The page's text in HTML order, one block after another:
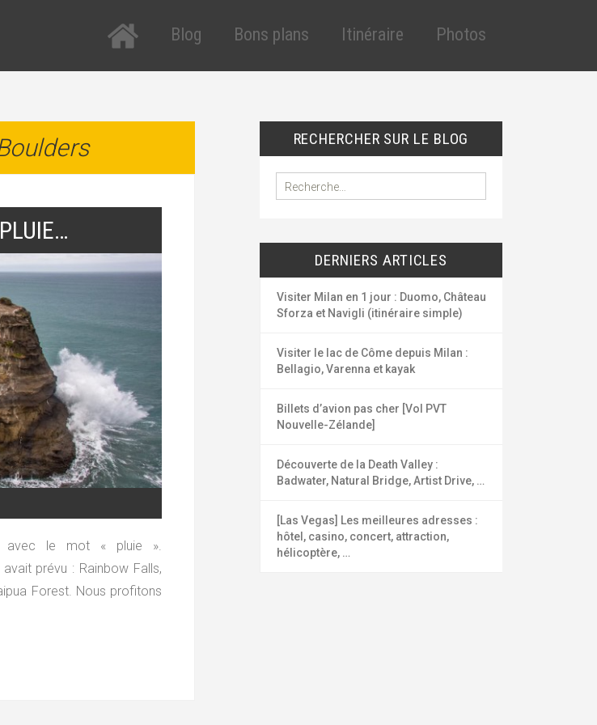
Blog
Etats-Unis
Italie
Bons plans
Réduction assurance
Toutes les réductions
Hygiène et santé
Itinéraire Photos
avec le mot « pluie ».
prévu : Rainbow Falls,
Forest. Nous profitons
RECHERCHER SUR LE BLOG
e
e
c
h
e
:
DERNIERS ARTICLES
Visiter Milan en 1 jour : Duomo, Château
Sforza et Navigli (itinéraire simple)
Visiter le lac de Côme depuis Milan :
Bellagio, Varenna et kayak
Billets d’avion pas cher [Vol PVT
Nouvelle-Zélande]
Découverte de la Death Valley :
Badwater, Natural Bridge, Artist Drive, …
[Las Vegas] Les meilleures adresses :
hôtel, casino, concert, attraction,
hélicoptère, …